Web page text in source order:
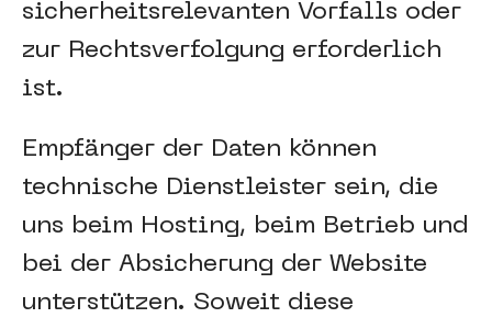
sicherheitsrelevanten Vorfalls oder
zur Rechtsverfolgung erforderlich
ist.
Empfänger der Daten können
technische Dienstleister sein, die
uns beim Hosting, beim Betrieb und
bei der Absicherung der Website
unterstützen. Soweit diese